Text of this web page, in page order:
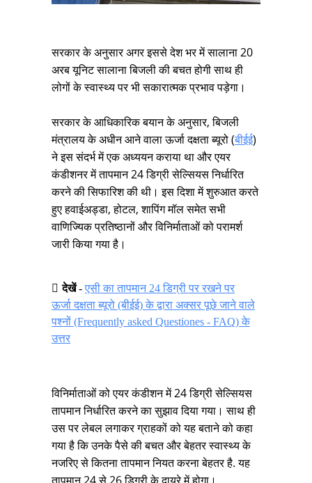
सरकार के अनुसार अगर इससे देश भर में सालाना 20
अरब यूनिट सालाना बिजली की बचत होगी साथ ही
लोगों के स्वास्थ्य पर भी सकारात्मक प्रभाव पड़ेगा।
सरकार के आधिकारिक बयान के अनुसार, बिजली
मंत्रालय के अधीन आने वाला ऊर्जा दक्षता ब्यूरो (बीईई)
ने इस संदर्भ में एक अध्ययन कराया था और एयर
कंडीशनर में तापमान 24 डिग्री सेल्सियस निर्धारित
करने की सिफारिश की थी। इस दिशा में शुरुआत करते
हुए हवाईअड्डा, होटल, शापिंग मॉल समेत सभी
वाणिज्यिक प्रतिष्ठानों और विनिर्माताओं को परामर्श
जारी किया गया है।
देखें-एसी का तापमान 24 डिग्री पर रखने पर
ऊर्जा दक्षता ब्यूरो (बीईई) के द्वारा अक्सर पूछे जाने वाले
पश्नों (Frequently asked Questiones - FAQ) के
उत्तर
विनिर्माताओं को एयर कंडीशन में 24 डिग्री सेल्सियस
तापमान निर्धारित करने का सुझाव दिया गया। साथ ही
उस पर लेबल लगाकर ग्राहकों को यह बताने को कहा
गया है कि उनके पैसे की बचत और बेहतर स्वास्थ्य के
नजरिए से कितना तापमान नियत करना बेहतर है. यह
तापमान 24 से 26 डिग्री के दायरे में होगा।